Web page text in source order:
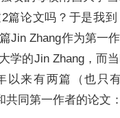
篇论文吗？于是我
Jin Zhang作为第一
学的Jin Zhang，而
以来有两篇（也只
同第一作者的论文：